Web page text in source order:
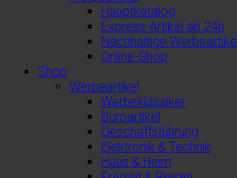
Hauptkatalog
Express-Artikel ab 24h
Nachhaltige Werbeartikel
Online-Shop
Shop
Werbeartikel
Werbeklassiker
Büroartikel
Geschäftsführung
Elektronik & Technik
Haus & Heim